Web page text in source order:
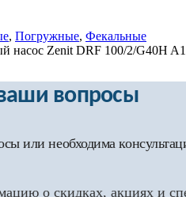
, Погружные, Фекальные
насос Zenit DRF 100/2/G40H
вопросы
или необходима
о скидках, акциях и